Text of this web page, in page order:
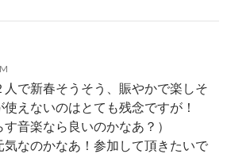
で新春そうそう、賑やかで楽しそ
えないのはとても残念ですが！
す音楽なら良いのかなあ？）
気なのかなあ！参加して頂きたいで